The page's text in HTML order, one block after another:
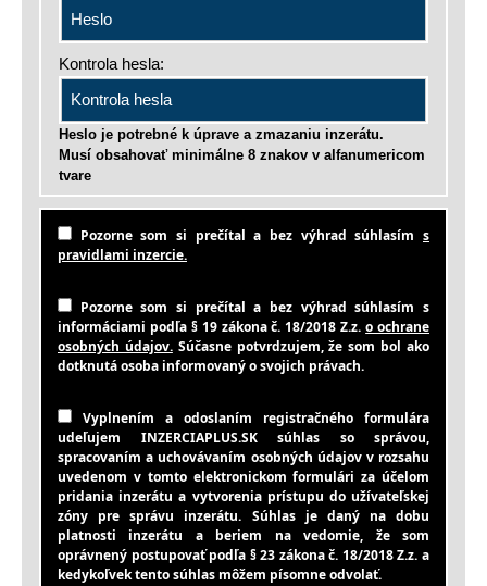
Kontrola hesla:
Heslo je potrebné k úprave a zmazaniu inzerátu.
Musí obsahovať minimálne 8 znakov v alfanumericom
tvare
Pozorne som si prečítal a bez výhrad súhlasím s
pravidlami inzercie.
Pozorne som si prečítal a bez výhrad súhlasím s
informáciami podľa § 19 zákona č. 18/2018 Z.z.o ochrane
osobných údajov.Súčasne potvrdzujem, že som bol ako
dotknutá osoba informovaný o svojich právach.
Vyplnením a odoslaním registračného formulára
udeľujem INZERCIAPLUS.SK súhlas so správou,
spracovaním a uchovávaním osobných údajov v rozsahu
uvedenom v tomto elektronickom formulári za účelom
pridania inzerátu a vytvorenia prístupu do užívateľskej
zóny pre správu inzerátu. Súhlas je daný na dobu
platnosti inzerátu a beriem na vedomie, že som
oprávnený postupovať podľa § 23 zákona č. 18/2018 Z.z. a
kedykoľvek tento súhlas môžem písomne odvolať.